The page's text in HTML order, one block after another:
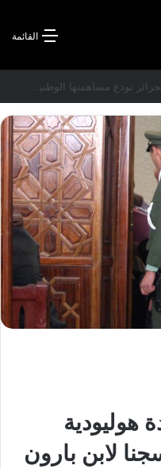
القائمة
هوليودية
سنة سجنا لابن بارون